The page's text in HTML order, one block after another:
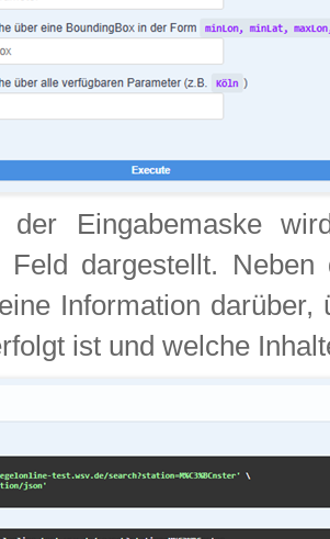
der Eingabemaske
Feld dargestellt.
Information
ist und welche